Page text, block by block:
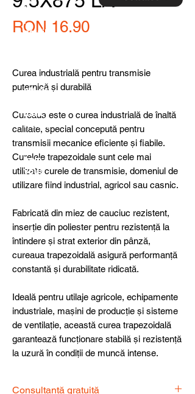
RON 16.90Price
Curea industrială pentru transmisie
puternică și durabilă
Cureaua este o curea industrială de înaltă
calitate, special concepută pentru
transmisii mecanice eficiente și fiabile.
Curelele trapezoidale sunt cele mai
utilizate curele de transmisie, domeniul de
utilizare fiind industrial, agricol sau casnic.
Fabricată din miez de cauciuc rezistent,
inserție din poliester pentru rezistență la
întindere și strat exterior din pânză,
cureaua trapezoidală asigură performanță
constantă și durabilitate ridicată.
Ideală pentru utilaje agricole, echipamente
industriale, mașini de producție și sisteme
de ventilație, această curea trapezoidală
garantează funcționare stabilă și rezistență
la uzură în condiții de muncă intense.
Consultanță gratuită
furthe
r
detail
produ
cts or
ltancy
we are
here
to
help
you!